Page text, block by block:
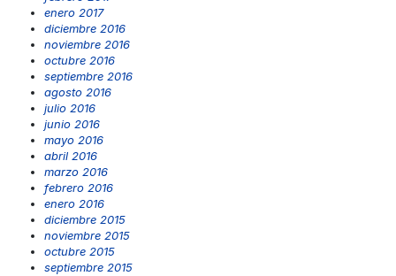
enero 2017
diciembre 2016
noviembre 2016
octubre 2016
septiembre 2016
agosto 2016
julio 2016
junio 2016
mayo 2016
abril 2016
marzo 2016
febrero 2016
enero 2016
diciembre 2015
noviembre 2015
octubre 2015
septiembre 2015